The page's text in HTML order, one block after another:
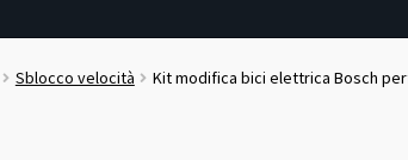
Sblocco velocità Kit modifica bici elettrica Bosch